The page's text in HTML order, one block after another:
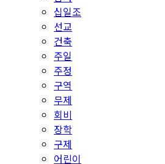
십일조
선교
건축
주일
주정
구역
무제
회비
장학
구제
어린이